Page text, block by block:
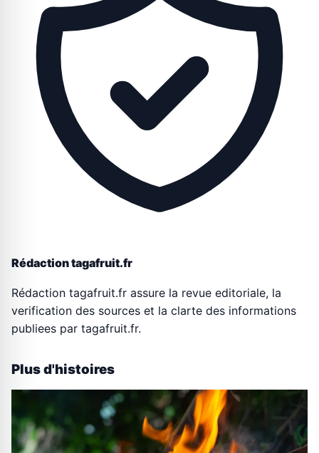
Rédaction tagafruit.fr
Rédaction tagafruit.fr assure la revue editoriale, la
verification des sources et la clarte des informations
publiees par tagafruit.fr.
Plus d'histoires